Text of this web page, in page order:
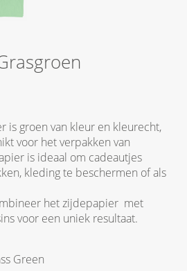
is groen van kleur en kleurecht,
voor het verpakken van
is ideaal om cadeautjes
kleding te beschermen of als
het zijdepapier met
voor een uniek resultaat.
Green